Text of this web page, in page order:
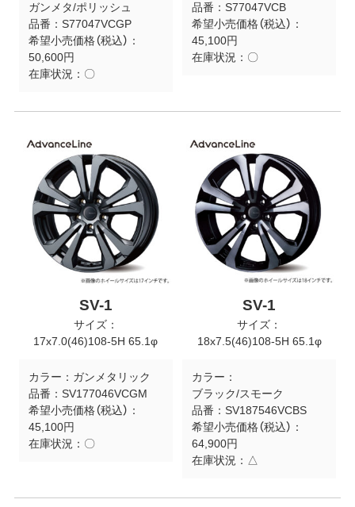
ガンメタ/ポリッシュ
品番： S77047VCGP
希望小売価格（税込）：
50,600円
在庫状況： 〇
品番： S77047VCB
希望小売価格（税込）：
45,100円
在庫状況： 〇
SV-1
サイズ：
17x7.0(46)108-5H 65.1φ
カラー： ガンメタリック
品番： SV177046VCGM
希望小売価格（税込）：
45,100円
在庫状況： 〇
SV-1
サイズ：
18x7.5(46)108-5H 65.1φ
カラー：
ブラック/スモーク
品番： SV187546VCBS
希望小売価格（税込）：
64,900円
在庫状況： △